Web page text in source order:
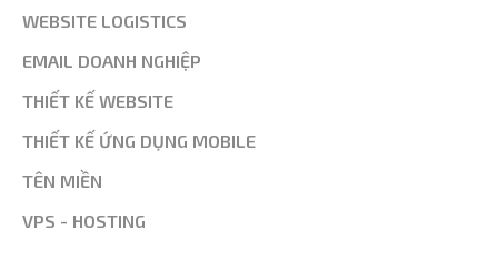
WEBSITE LOGISTICS
EMAIL DOANH NGHIỆP
THIẾT KẾ WEBSITE
THIẾT KẾ ỨNG DỤNG MOBILE
TÊN MIỀN
VPS - HOSTING